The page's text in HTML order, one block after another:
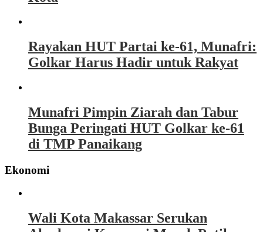
Rayakan HUT Partai ke-61, Munafri:
Golkar Harus Hadir untuk Rakyat
Munafri Pimpin Ziarah dan Tabur
Bunga Peringati HUT Golkar ke-61
di TMP Panaikang
Ekonomi
Wali Kota Makassar Serukan